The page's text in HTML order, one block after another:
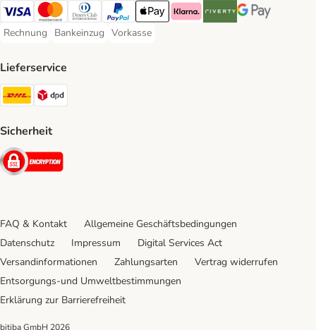
Visa Payment Method
Mastercard Payment Method
Diners Club Payment Method
PayPal Payment Method
Apple Pay Payment Method
Klarna Payment Method
Riverty Payment Method
Google Pay
Rechnung
Rechnung Payment Method
Bankeinzug
Bankeinzug Payment Method
Vorkasse
Vorkasse Payment Method
Lieferservice
DHL Shipping Method
Sicherheit
Security
FAQ & Kontakt
Allgemeine Geschäftsbedingungen
Datenschutz
Impressum
Digital Services Act
Versandinformationen
Zahlungsarten
Vertrag widerrufen
Entsorgungs-und Umweltbestimmungen
Erklärung zur Barrierefreiheit
bitiba GmbH 2026